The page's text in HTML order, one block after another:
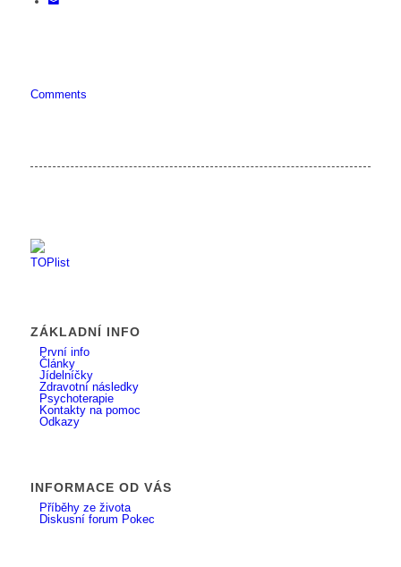
Comments
ZÁKLADNÍ INFO
První info
Články
Jídelníčky
Zdravotní následky
Psychoterapie
Kontakty na pomoc
Odkazy
INFORMACE OD VÁS
Příběhy ze života
Diskusní forum Pokec